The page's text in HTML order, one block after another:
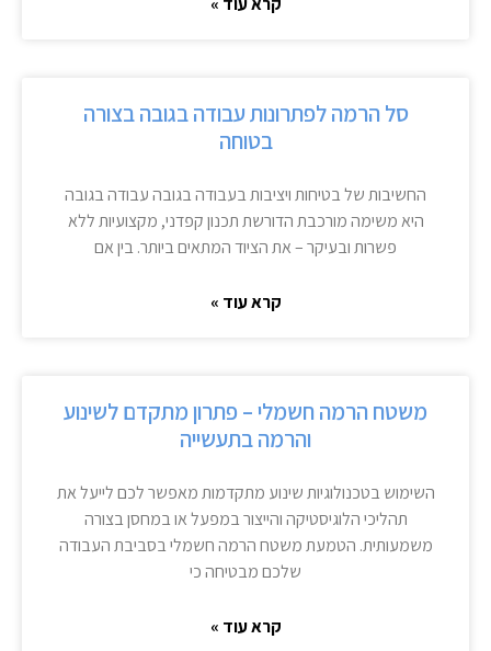
סל הרמה לפתרונות עבודה בגובה בצורה
בטוחה
החשיבות של בטיחות ויציבות בעבודה בגובה עבודה בגובה
היא משימה מורכבת הדורשת תכנון קפדני, מקצועיות ללא
פשרות ובעיקר – את הציוד המתאים ביותר. בין אם
קרא עוד »
משטח הרמה חשמלי – פתרון מתקדם לשינוע
והרמה בתעשייה
השימוש בטכנולוגיות שינוע מתקדמות מאפשר לכם לייעל את
תהליכי הלוגיסטיקה והייצור במפעל או במחסן בצורה
משמעותית. הטמעת משטח הרמה חשמלי בסביבת העבודה
שלכם מבטיחה כי
קרא עוד »